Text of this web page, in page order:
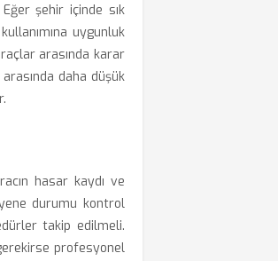
şehir içinde sık
uygunluk
arasında karar
daha düşük
hasar kaydı ve
durumu kontrol
takip edilmeli.
profesyonel